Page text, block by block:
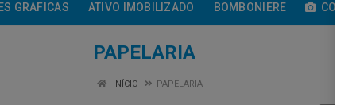
GRAFICAS ATIVO IMOBILIZADO BOMBONIERE
PAPELARIA
INÍCIO PAPELARIA